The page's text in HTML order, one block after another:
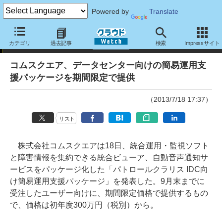
Powered by Translate
カテゴリ 過去記事 検索 Impressサイト
ニュース
コムスクエア、データセンター向けの簡易運用支
援パッケージを期間限定で提供
（2013/7/18 17:37）
リスト
株式会社コムスクエアは18日、統合運用・監視ソフト
と障害情報を集約できる統合ビューア、自動音声通知サ
ービスをパッケージ化した「パトロールクラリス IDC向
け簡易運用支援パッケージ」を発表した。9月末までに
受注したユーザー向けに、期間限定価格で提供するもの
で、価格は初年度300万円（税別）から。